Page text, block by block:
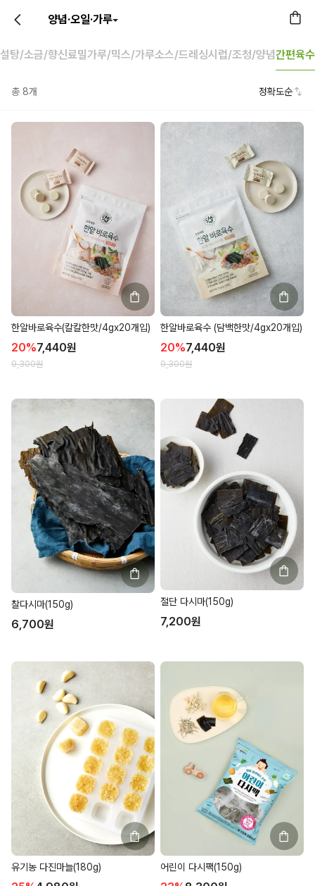
양념·오일·가루
설탕/소금/향신료밀가루/믹스/가루소스/드레싱시럽/조청/양념간편육수
총 8개 정확도순
한알바로육수(칼칼한맛/4gx20개입)
20%7,440원
9,300원
한알바로육수 (담백한맛/4gx20개입)
20%7,440원
9,300원
찰다시마(150g)
6,700원
절단 다시마(150g)
7,200원
유기농 다진마늘(180g) 어린이 다시팩(150g)